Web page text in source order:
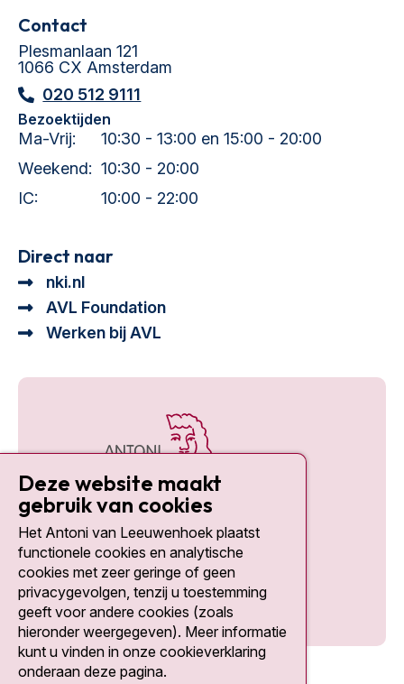
Contact
Plesmanlaan 121
1066 CX Amsterdam
020 512 9111
Bezoektijden
Ma-Vrij:
10:30 - 13:00 en 15:00 - 20:00
Weekend: 10:30 - 20:00
IC:
10:00 - 22:00
Direct naar
nki.nl
AVL Foundation
Werken bij AVL
Social media
Deze website maakt
gebruik van cookies
Het Antoni van Leeuwenhoek plaatst
functionele cookies en analytische
cookies met zeer geringe of geen
privacygevolgen, tenzij u toestemming
geeft voor andere cookies (zoals
hieronder weergegeven). Meer informatie
kunt u vinden in onze cookieverklaring
onderaan deze pagina.